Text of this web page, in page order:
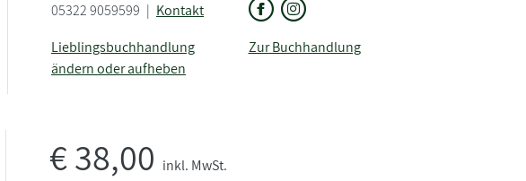
05322 9059599 | Kontakt
Lieblingsbuchhandlung
ändern oder aufheben
Zur Buchhandlung
€38,00 inkl. MwSt.